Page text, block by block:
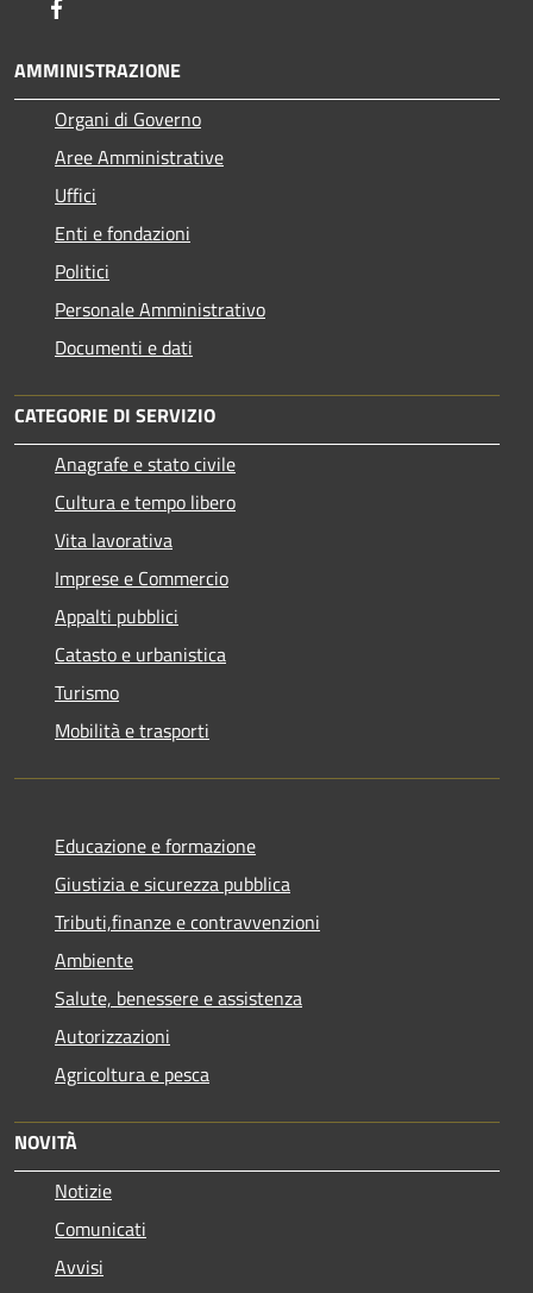
AMMINISTRAZIONE
Organi di Governo
Aree Amministrative
Uffici
Enti e fondazioni
Politici
Personale Amministrativo
Documenti e dati
CATEGORIE DI SERVIZIO
Anagrafe e stato civile
Cultura e tempo libero
Vita lavorativa
Imprese e Commercio
Appalti pubblici
Catasto e urbanistica
Turismo
Mobilità e trasporti
Educazione e formazione
Giustizia e sicurezza pubblica
Tributi,finanze e contravvenzioni
Ambiente
Salute, benessere e assistenza
Autorizzazioni
Agricoltura e pesca
NOVITÀ
Notizie
Comunicati
Avvisi